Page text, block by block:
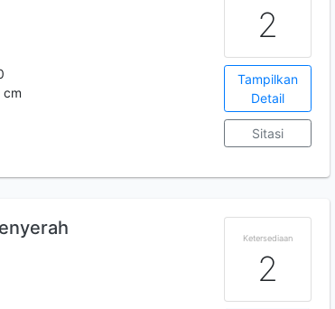
cm
2
Tampilkan
Detail
Sitasi
Ketersediaan
2